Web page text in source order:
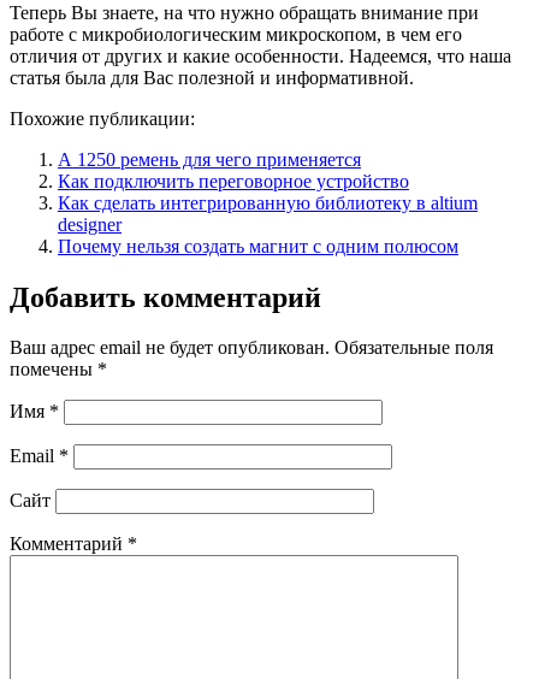
Теперь Вы знаете, на что нужно обращать внимание при
работе с микробиологическим микроскопом, в чем его
отличия от других и какие особенности. Надеемся, что наша
статья была для Вас полезной и информативной.
Похожие публикации:
А 1250 ремень для чего применяется
Как подключить переговорное устройство
Как сделать интегрированную библиотеку в altium
designer
Почему нельзя создать магнит с одним полюсом
Добавить комментарий
Ваш адрес email не будет опубликован. Обязательные поля
помечены *
Имя *
Email *
Сайт
Комментарий *